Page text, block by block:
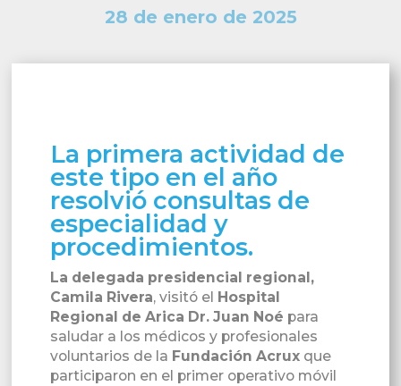
28 de enero de 2025
La primera actividad de
este tipo en el año
resolvió consultas de
especialidad y
procedimientos.
La delegada presidencial regional,
Camila Rivera, visitó el Hospital
Regional de Arica Dr. Juan Noé para
saludar a los médicos y profesionales
voluntarios de la Fundación Acruxque
participaron en el primer operativo móvil